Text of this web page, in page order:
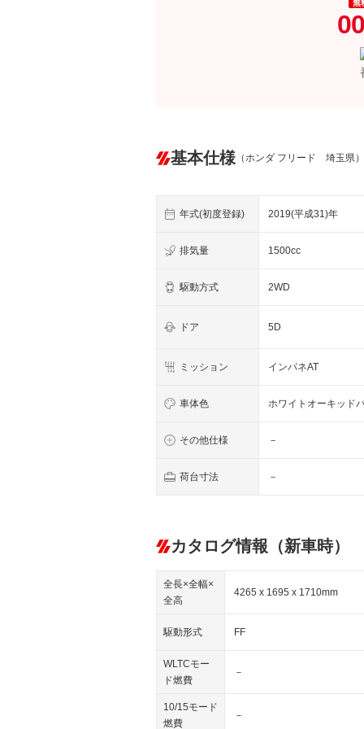
無
基本仕様 （ホンダ フリード 埼玉県）
年式(初度登録) 2019(平成31)年
排気量 1500cc
駆動方式 2WD
ドア 5D
ミッション インパネAT
車体色 ホワイトオーキッド
その他仕様 －
荷台寸法 －
カタログ情報（新車時）
全長×全幅×
全高
4265 x 1695 x 1710mm
駆動形式 FF
WLTCモー
ド燃費
－
10/15モード
燃費
－